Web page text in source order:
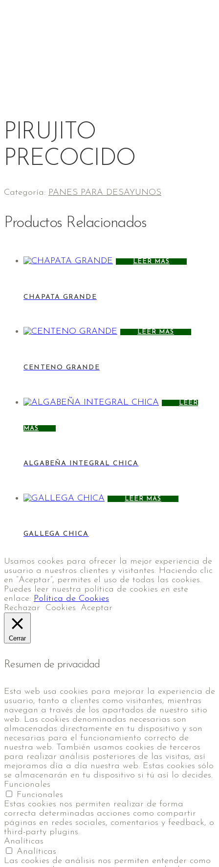
PIRUJITO
PRECOCIDO
Categoría: PANES PARA DESAYUNOS
Productos Relacionados
LEER MÁS
CHAPATA GRANDE
LEER MÁS
CENTENO GRANDE
LEER
MÁS
ALGABEÑA INTEGRAL CHICA
LEER MÁS
GALLEGA CHICA
Usamos cookes para ofrecer la mejor experiencia de
usuario a nuestros clientes y visitantes. Haciendo clic
en “Aceptar”, permites el uso de todas las cookies.
Puedes leer nuestra política de cookies en este
enlace: Política de Cookies
Rechazar
Cookies Aceptar
Cerrar
Resumen de privacidad
Esta web usa cookies para mejorar la experiencia de
usuario, tanto a clientes como visitantes, mientras
navegan a través de los apartados de nuestro sitio
web. Las cookies denominadas necesarias son
almacenadas directamente en tu dispositivo y son
necesarias para el funcionamiento correcto de
nuestra web. También usamos cookies de terceros
para realizar análisis posteriores de las visitas, así
mejoramos día a día nuestra web. Estas cookies sólo
se almacenarán en tu dispositivo si tú así lo decides.
Funcionales
Funcionales
Estas cookies nos permiten realizar de forma
correcta determinadas acciones como compartir
páginas en redes sociales, comentarios y feedback, o
third-party plugins.
Analíticas
Analíticas
Las cookies de análisis nos permiten entender como